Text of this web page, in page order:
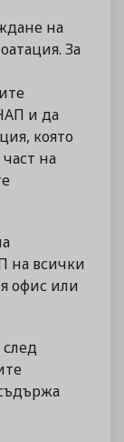
на
За
и да
която
на
на всички
офис или